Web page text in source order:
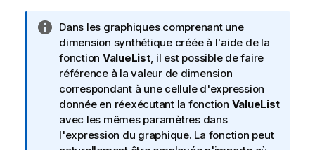
N
o
t
e
I
n
f
o
Dans les graphiques comprenant une
dimension synthétique créée à l'aide de la
fonction ValueList, il est possible de faire
référence à la valeur de dimension
correspondant à une cellule d'expression
donnée en réexécutant la fonction ValueList
avec les mêmes paramètres dans
l'expression du graphique. La fonction peut